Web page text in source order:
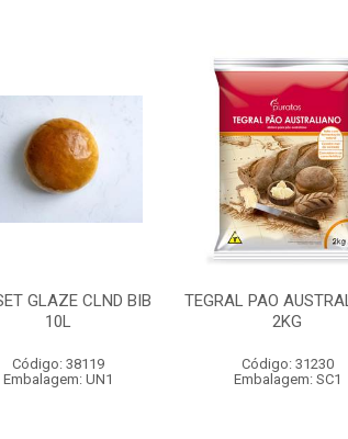
GLAZE CLND BIB
10L
Código: 38119
Embalagem: UN1
TEGRAL PAO
2KG
Código: 31230
Embalagem: SC1